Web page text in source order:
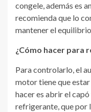
congele, además es
recomienda que lo
mantener el
¿Cómo hacer para
Para controlarlo, el
motor tiene que
hacer es abrir el
refrigerante, que por